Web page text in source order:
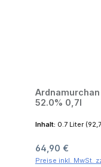
52.0% 0,7l
Inhalt: 0.7 Liter
Regulärer Preis:
64,90 €
Preise inkl. MwSt.